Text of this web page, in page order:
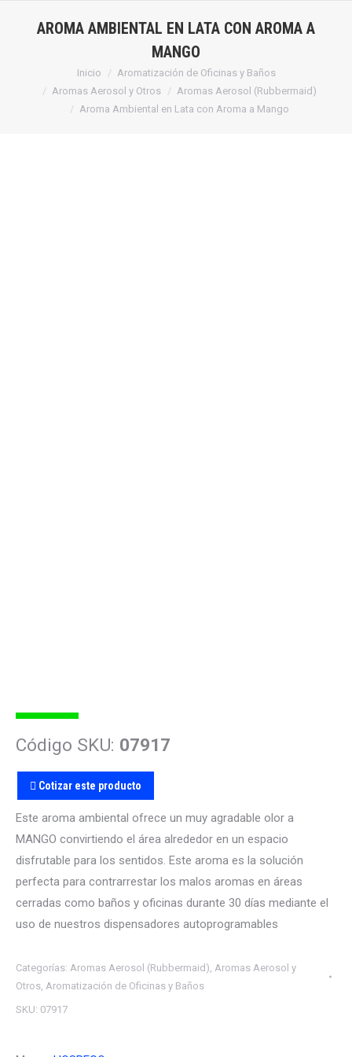
AROMA AMBIENTAL EN LATA CON AROMA A
MANGO
Inicio
Aromatización de Oficinas y Baños
Aromas Aerosol y Otros
Aromas Aerosol (Rubbermaid)
Aroma Ambiental en Lata con Aroma a Mango
Código SKU: 07917
Cotizar este producto
Este aroma ambiental ofrece un muy agradable olor a
MANGO convirtiendo el área alrededor en un espacio
disfrutable para los sentidos. Este aroma es la solución
perfecta para contrarrestar los malos aromas en áreas
cerradas como baños y oficinas durante 30 días mediante el
uso de nuestros dispensadores autoprogramables
Categorías: Aromas Aerosol (Rubbermaid) Aromas Aerosol y
Otros Aromatización de Oficinas y Baños
SKU: 07917